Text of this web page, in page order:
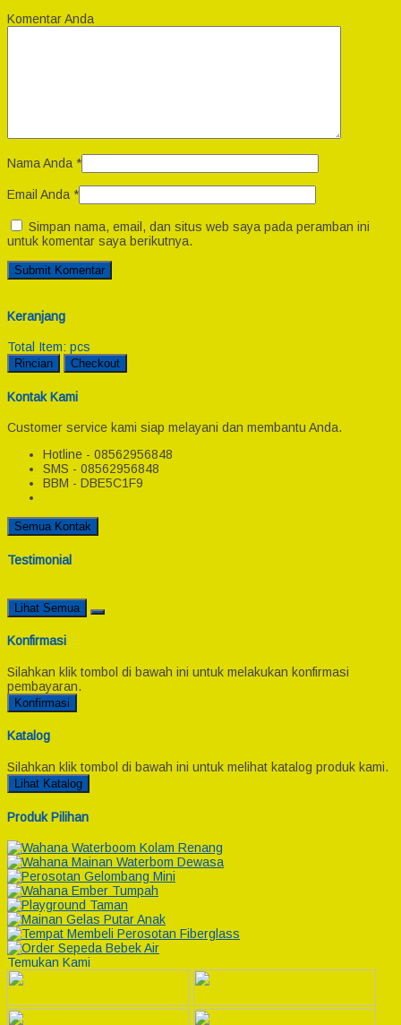
Komentar Anda
Nama Anda *
Email Anda *
Simpan nama, email, dan situs web saya pada peramban ini
untuk komentar saya berikutnya.
Keranjang
Total Item: pcs
Rincian Checkout
Kontak Kami
Customer service kami siap melayani dan membantu Anda.
Hotline - 08562956848
SMS - 08562956848
BBM - DBE5C1F9
Semua Kontak
Testimonial
Lihat Semua
Konfirmasi
Silahkan klik tombol di bawah ini untuk melakukan konfirmasi
pembayaran.
Konfirmasi
Katalog
Silahkan klik tombol di bawah ini untuk melihat katalog produk kami.
Lihat Katalog
Produk Pilihan
Temukan Kami